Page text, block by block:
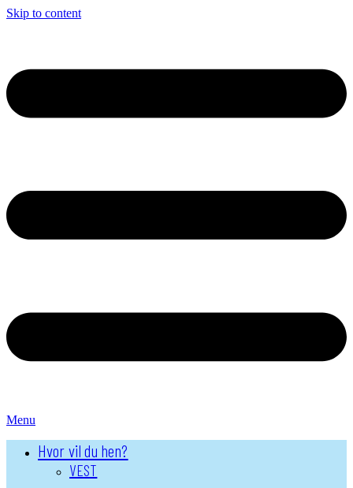
Skip to content
Menu
Hvor vil du hen?
VEST